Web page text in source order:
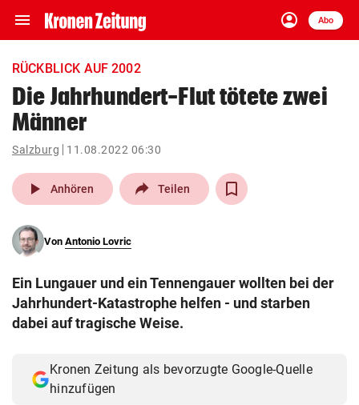
menu Navigation
ein-/ausklappen
account_circle
Anmelden
Abo
close Schließen
account_circle Anmelden
pin_drop
Wien arrow_right
search
eingeben
© Krone Multimedia GmbH & Co KG 2026
Muthgasse 2, 1190 Wien
RÜCKBLICK AUF 2002
Die Jahrhundert-Flut tötete zwei
Männer
Salzburg 11.08.2022 06:30
play_arrow Anhören Teilen
Von Antonio Lovric
Ein Lungauer und ein Tennengauer wollten bei der
Jahrhundert-Katastrophe helfen - und starben
dabei auf tragische Weise.
Kronen Zeitung als bevorzugte Google-Quelle
hinzufügen